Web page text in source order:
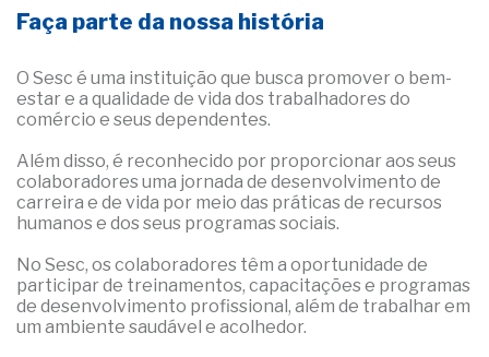
Faça parte da nossa história
O Sesc é uma instituição que busca promover o bem-
estar e a qualidade de vida dos trabalhadores do
comércio e seus dependentes.
Além disso, é reconhecido por proporcionar aos seus
colaboradores uma jornada de desenvolvimento de
carreira e de vida por meio das práticas de recursos
humanos e dos seus programas sociais.
No Sesc, os colaboradores têm a oportunidade de
participar de treinamentos, capacitações e programas
de desenvolvimento profissional, além de trabalhar em
um ambiente saudável e acolhedor.